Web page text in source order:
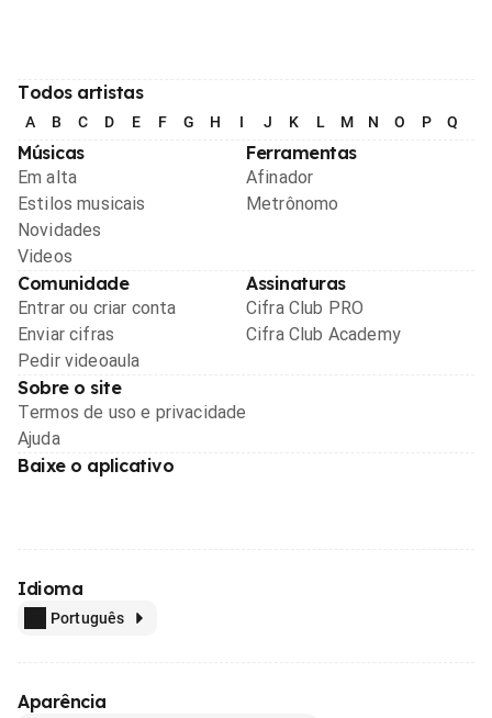
Todos artistas
A B C D E F G H I J K L M N O P Q
Músicas
Em alta
Estilos musicais
Novidades
Videos
Ferramentas
Afinador
Metrônomo
Comunidade
Entrar ou criar conta
Enviar cifras
Pedir videoaula
Assinaturas
Cifra Club PRO
Cifra Club Academy
Sobre o site
Termos de uso e privacidade
Ajuda
Baixe o aplicativo
Idioma
Português
Aparência